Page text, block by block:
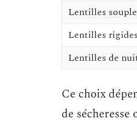
Lentilles
Lentilles rigides
Lentilles de
Ce choix
de